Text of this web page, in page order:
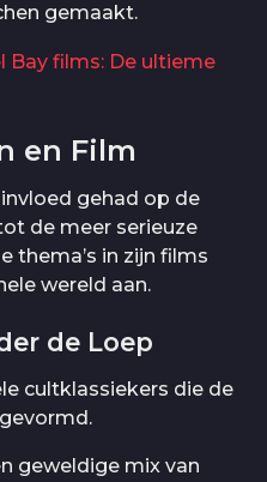
gemaakt.
Bay films: De ultieme
en Film
invloed gehad op de
de meer serieuze
thema’s in zijn films
wereld aan.
de Loep
cultklassiekers die de
geweldige mix van